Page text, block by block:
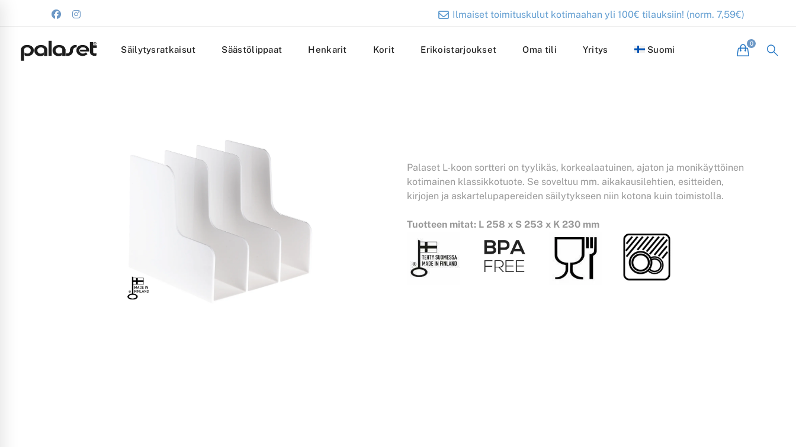
Ilmaiset toimituskulut kotimaahan yli 100€ tilauksiin! (norm. 7,59€)
Säilytysratkaisut Säästölippaat Henkarit Korit Erikoistarjoukset Oma tili Yritys Suomi
Palaset L-koon sortteri on tyylikäs, korkealaatuinen, ajaton ja monikäyttöinen
kotimainen klassikkotuote. Se soveltuu mm. aikakausilehtien, esitteiden,
kirjojen ja askartelupapereiden säilytykseen niin kotona kuin toimistolla.
Tuotteen mitat: L 258 x S 253 x K 230 mm